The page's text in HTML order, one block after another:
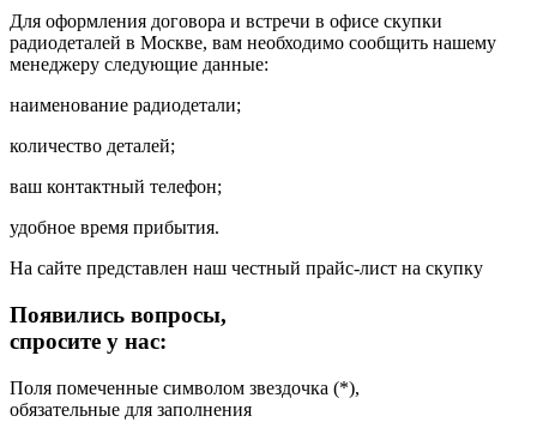
Для оформления договора и встречи в офисе скупки
радиодеталей в Москве, вам необходимо сообщить нашему
менеджеру следующие данные:
наименование радиодетали;
количество деталей;
ваш контактный телефон;
удобное время прибытия.
На сайте представлен наш честный прайс-лист на скупку
Появились вопросы,
спросите у нас:
Поля помеченные символом звездочка (*),
обязательные для заполнения